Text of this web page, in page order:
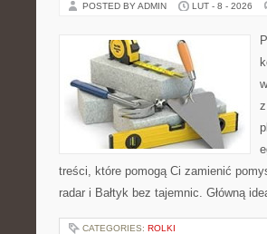
POSTED BY ADMIN LUT - 8 - 2026
treści, które pomogą Ci zamienić
radar i Bałtyk bez tajemnic. Główną
CATEGORIES: ROLKI